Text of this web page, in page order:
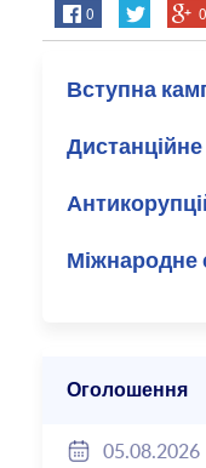
0 0
Вступна
Міжнародне
Оголошення
05.08.2026